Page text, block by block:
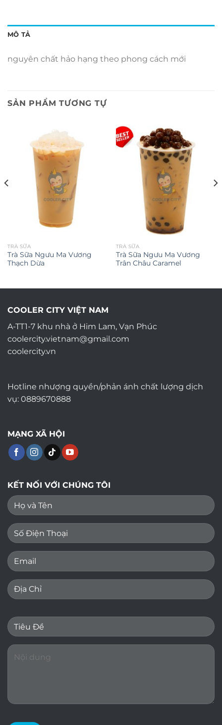
MÔ TẢ
nguyên chất hảo hạng theo phong cách mới
SẢN PHẨM TƯƠNG TỰ
TRÀ SỮA
Trà Sữa Ngưu Ma Vương
Thạch Dừa
TRÀ SỮA
Trà Sữa Ngưu Ma Vương
Trân Châu Caramel
COOLER CITY VIỆT NAM
A-TT1-7 khu nhà ở Him Lam, Vạn Phúc
coolercity.vietnam@gmail.com
coolercity.vn
Hotline nhượng quyền/phản ánh chất lượng dịch
vụ: 0889670888
MẠNG XÃ HỘI
KẾT NỐI VỚI CHÚNG TÔI